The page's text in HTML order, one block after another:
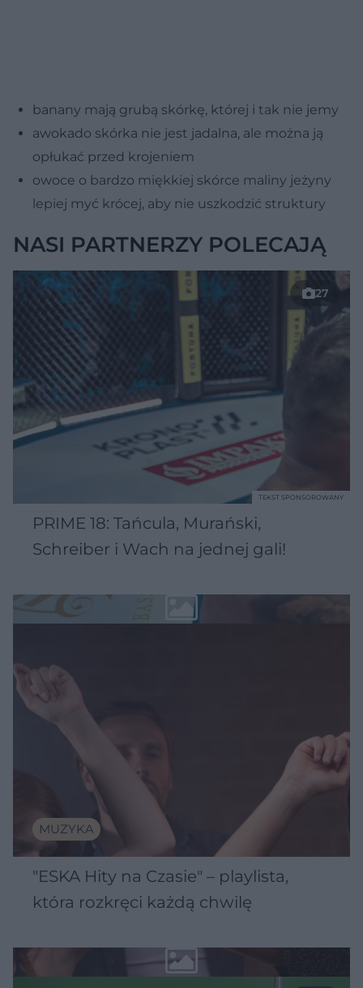
banany mają grubą skórkę, której i tak nie jemy
awokado skórka nie jest jadalna, ale można ją
opłukać przed krojeniem
owoce o bardzo miękkiej skórce maliny jeżyny
lepiej myć krócej, aby nie uszkodzić struktury
NASI PARTNERZY POLECAJĄ
27
PRIME 18: Tańcula, Murański,
Schreiber i Wach na jednej gali!
TEKST SPONSOROWANY
MUZYKA
"ESKA Hity na Czasie" – playlista,
która rozkręci każdą chwilę